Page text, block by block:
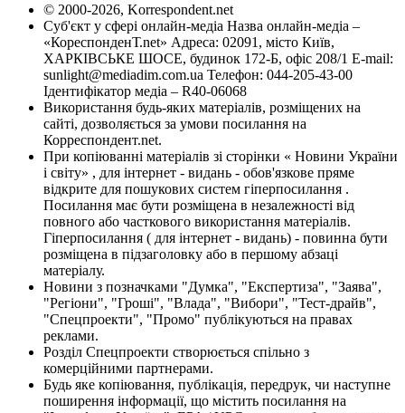
© 2000-2026, Korrespondent.net
Суб'єкт у сфері онлайн-медіа Назва онлайн-медіа –
«КореспонденТ.net» Адреса: 02091, місто Київ,
ХАРКІВСЬКЕ ШОСЕ, будинок 172-Б, офіс 208/1 E-mail:
sunlight@mediadim.com.ua Телефон: 044-205-43-00
Ідентифікатор медіа – R40-06068
Використання будь-яких матеріалів, розміщених на
сайті, дозволяється за умови посилання на
Корреспондент.net.
При копіюванні матеріалів зі сторінки « Новини України
і світу» , для інтернет - видань - обов'язкове пряме
відкрите для пошукових систем гіперпосилання .
Посилання має бути розміщена в незалежності від
повного або часткового використання матеріалів.
Гіперпосилання ( для інтернет - видань) - повинна бути
розміщена в підзаголовку або в першому абзаці
матеріалу.
Новини з позначками "Думка", "Експертиза", "Заява",
"Регіони", "Гроші", "Влада", "Вибори", "Тест-драйв",
"Спецпроекти", "Промо" публікуються на правах
реклами.
Розділ Спецпроекти створюється спільно з
комерційними партнерами.
Будь яке копіювання, публікація, передрук, чи наступне
поширення інформації, що містить посилання на